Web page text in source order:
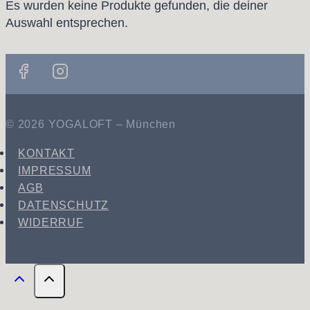
Es wurden keine Produkte gefunden, die deiner
Auswahl entsprechen.
© 2026 YOGALOFT – München
KONTAKT
IMPRESSUM
AGB
DATENSCHUTZ
WIDERRUF